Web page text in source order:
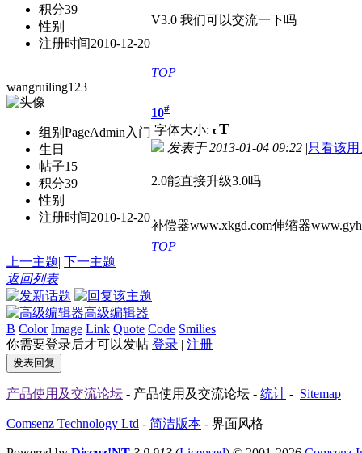
积分39
性别
注册时间2010-12-20
V3.0 我们可以交流一下吗
TOP
wangruiling123
组别 PageAdmin入门
生日
帖子15
积分39
性别
注册时间2010-12-20
10#
字体大小: t T
发表于2013-01-04 09:22 |只看该
2.0能直接升级3.0吗
补偿器www.xkgd.com伸缩器
TOP
上一主题| 下一主题
返回列表
高级编辑器
B Color Image Link Quote Code Smilies
你需要登录后才可以发帖 登录 | 注册
发表回复
产品使用及交流论坛 - 产品使用及交流论坛 - 统计 - Sitemap
Comsenz Technology Ltd - 简洁版本 - 界面风格